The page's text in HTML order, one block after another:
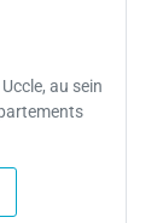
au sein